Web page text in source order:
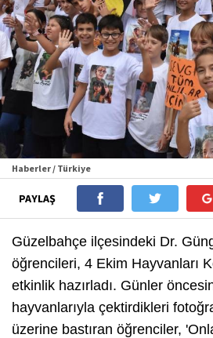
Haberler / Türkiye
PAYLAŞ
Güzelbahçe ilçesindeki Dr.
öğrencileri, 4 Ekim Hayvanları
etkinlik hazırladı. Günler
hayvanlarıyla çektirdikleri
üzerine bastıran öğrenciler,